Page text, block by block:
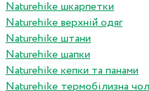
Naturehike шкарпетки
Naturehike верхній одяг
Naturehike штани
Naturehike шапки
Naturehike кепки та панами
Naturehike термобілизна